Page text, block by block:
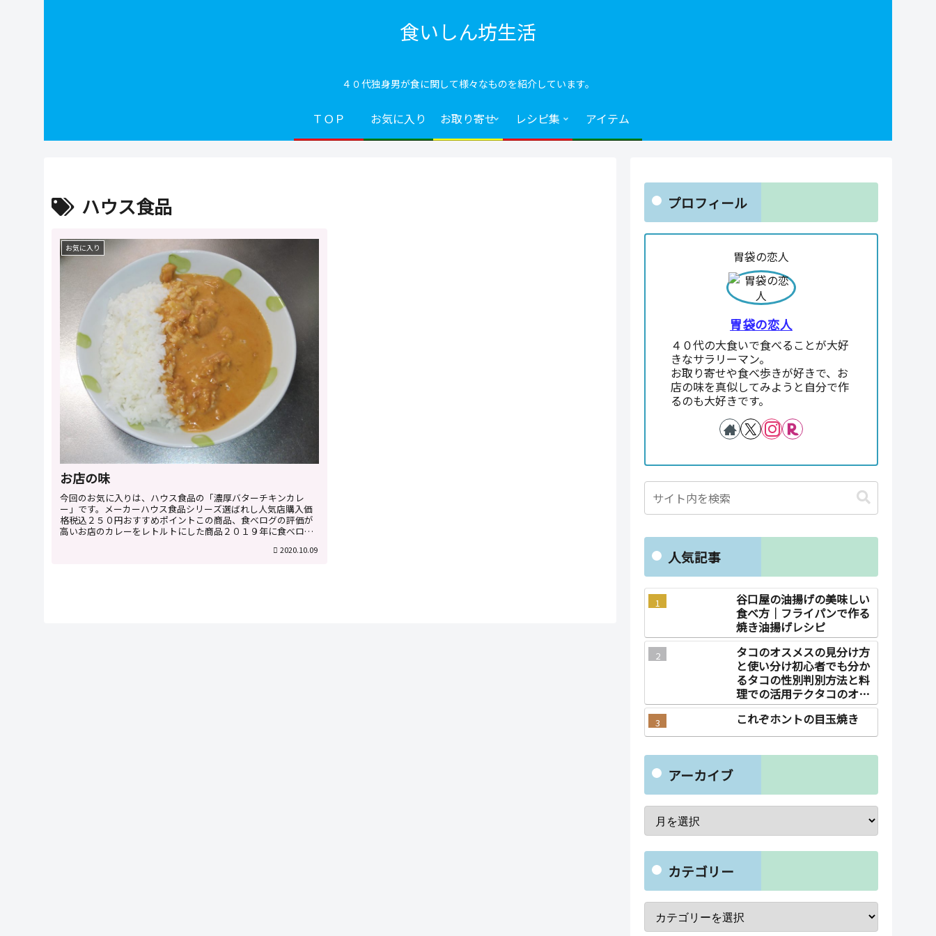
食いしん坊生活
４０代独身男が食に関して様々なものを紹介しています。
ＴＯＰ お気に入り お取り寄せ レシピ集 アイテム
ハウス食品
お気に入り
お店の味
今回のお気に入りは、ハウス食品の「濃厚バターチキンカレ
ー」です。メーカーハウス食品シリーズ選ばれし人気店購入価
格税込２５０円おすすめポイントこの商品、食べログの評価が
高いお店のカレーをレトルトにした商品２０１９年に食べログ
2020.10.09
プロフィール
胃袋の恋人
胃袋の恋人
４０代の大食いで食べることが大好
きなサラリーマン。
お取り寄せや食べ歩きが好きで、お
店の味を真似してみようと自分で作
るのも大好きです。
人気記事
谷口屋の油揚げの美味しい
食べ方｜フライパンで作る
焼き油揚げレシピ
タコのオスメスの見分け方
と使い分け初心者でも分か
るタコの性別判別方法と料
理での活用テクタコのオス
メスの見分け方と使い分け
これぞホントの目玉焼き
アーカイブ
カテゴリー